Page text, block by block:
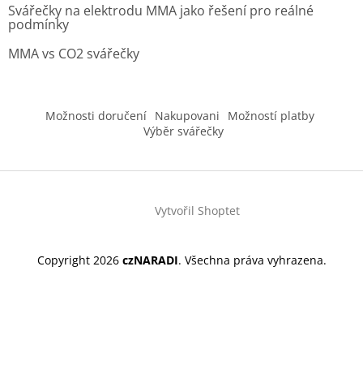
Svářečky na elektrodu MMA jako řešení pro reálné
podmínky
MMA vs CO2 svářečky
Možnosti doručení Nakupovani
Možností platby
Výběr svářečky
Vytvořil Shoptet
Copyright 2026 czNARADI. Všechna práva vyhrazena.